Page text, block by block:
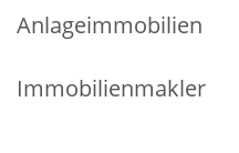
Anlageimmobilien
Immobilienmakler